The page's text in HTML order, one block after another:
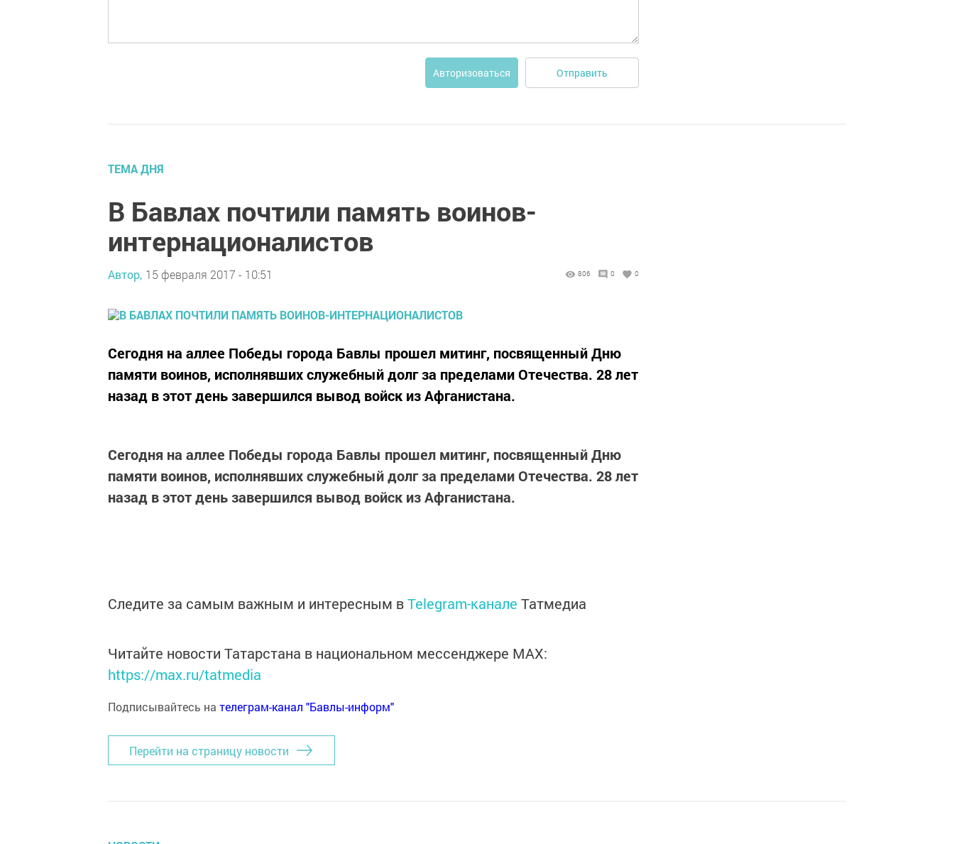
Авторизоваться Отправить
ТЕМА ДНЯ
В Бавлах почтили память воинов-
интернационалистов
Автор, 15 февраля 2017 - 10:51 806 0 0
Сегодня на аллее Победы города Бавлы прошел митинг, посвященный Дню
памяти воинов, исполнявших служебный долг за пределами Отечества. 28 лет
назад в этот день завершился вывод войск из Афганистана.
Сегодня на аллее Победы города Бавлы прошел митинг, посвященный Дню
памяти воинов, исполнявших служебный долг за пределами Отечества. 28 лет
назад в этот день завершился вывод войск из Афганистана.
Следите за самым важным и интересным вTelegram-канале Татмедиа
Читайте новости Татарстана в национальном мессенджере MАХ:
https://max.ru/tatmedia
Подписывайтесь на телеграм-канал "Бавлы-информ"
Перейти на страницу новости